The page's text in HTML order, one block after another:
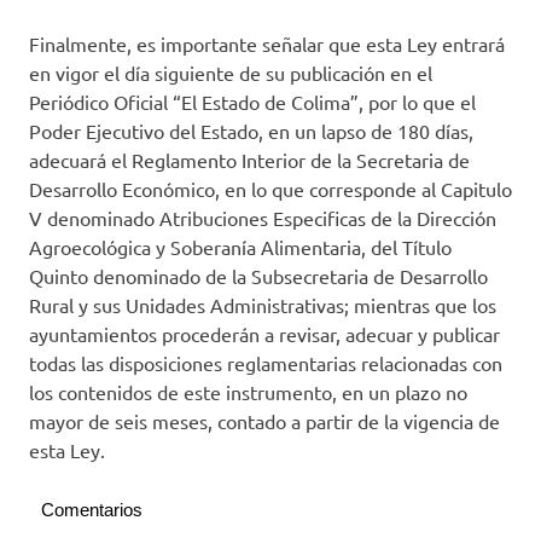
Finalmente, es importante señalar que esta Ley entrará
en vigor el día siguiente de su publicación en el
Periódico Oficial “El Estado de Colima”, por lo que el
Poder Ejecutivo del Estado, en un lapso de 180 días,
adecuará el Reglamento Interior de la Secretaria de
Desarrollo Económico, en lo que corresponde al Capitulo
V denominado Atribuciones Especificas de la Dirección
Agroecológica y Soberanía Alimentaria, del Título
Quinto denominado de la Subsecretaria de Desarrollo
Rural y sus Unidades Administrativas; mientras que los
ayuntamientos procederán a revisar, adecuar y publicar
todas las disposiciones reglamentarias relacionadas con
los contenidos de este instrumento, en un plazo no
mayor de seis meses, contado a partir de la vigencia de
esta Ley.
Comentarios